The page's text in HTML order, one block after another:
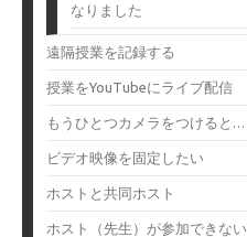
なりました
遠隔授業を記録する
授業をYouTubeにライブ配信
もうひとつカメラをつけると…
ビデオ映像を固定したい
ホストと共同ホスト
ホスト（先生）が参加できな